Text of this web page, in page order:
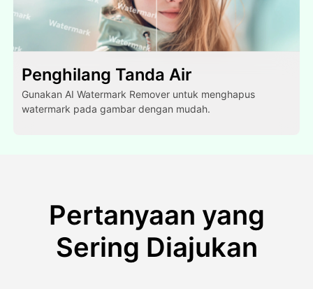
Penghilang Tanda Air
Gunakan AI Watermark Remover untuk menghapus
watermark pada gambar dengan mudah.
Pertanyaan yang
Sering Diajukan